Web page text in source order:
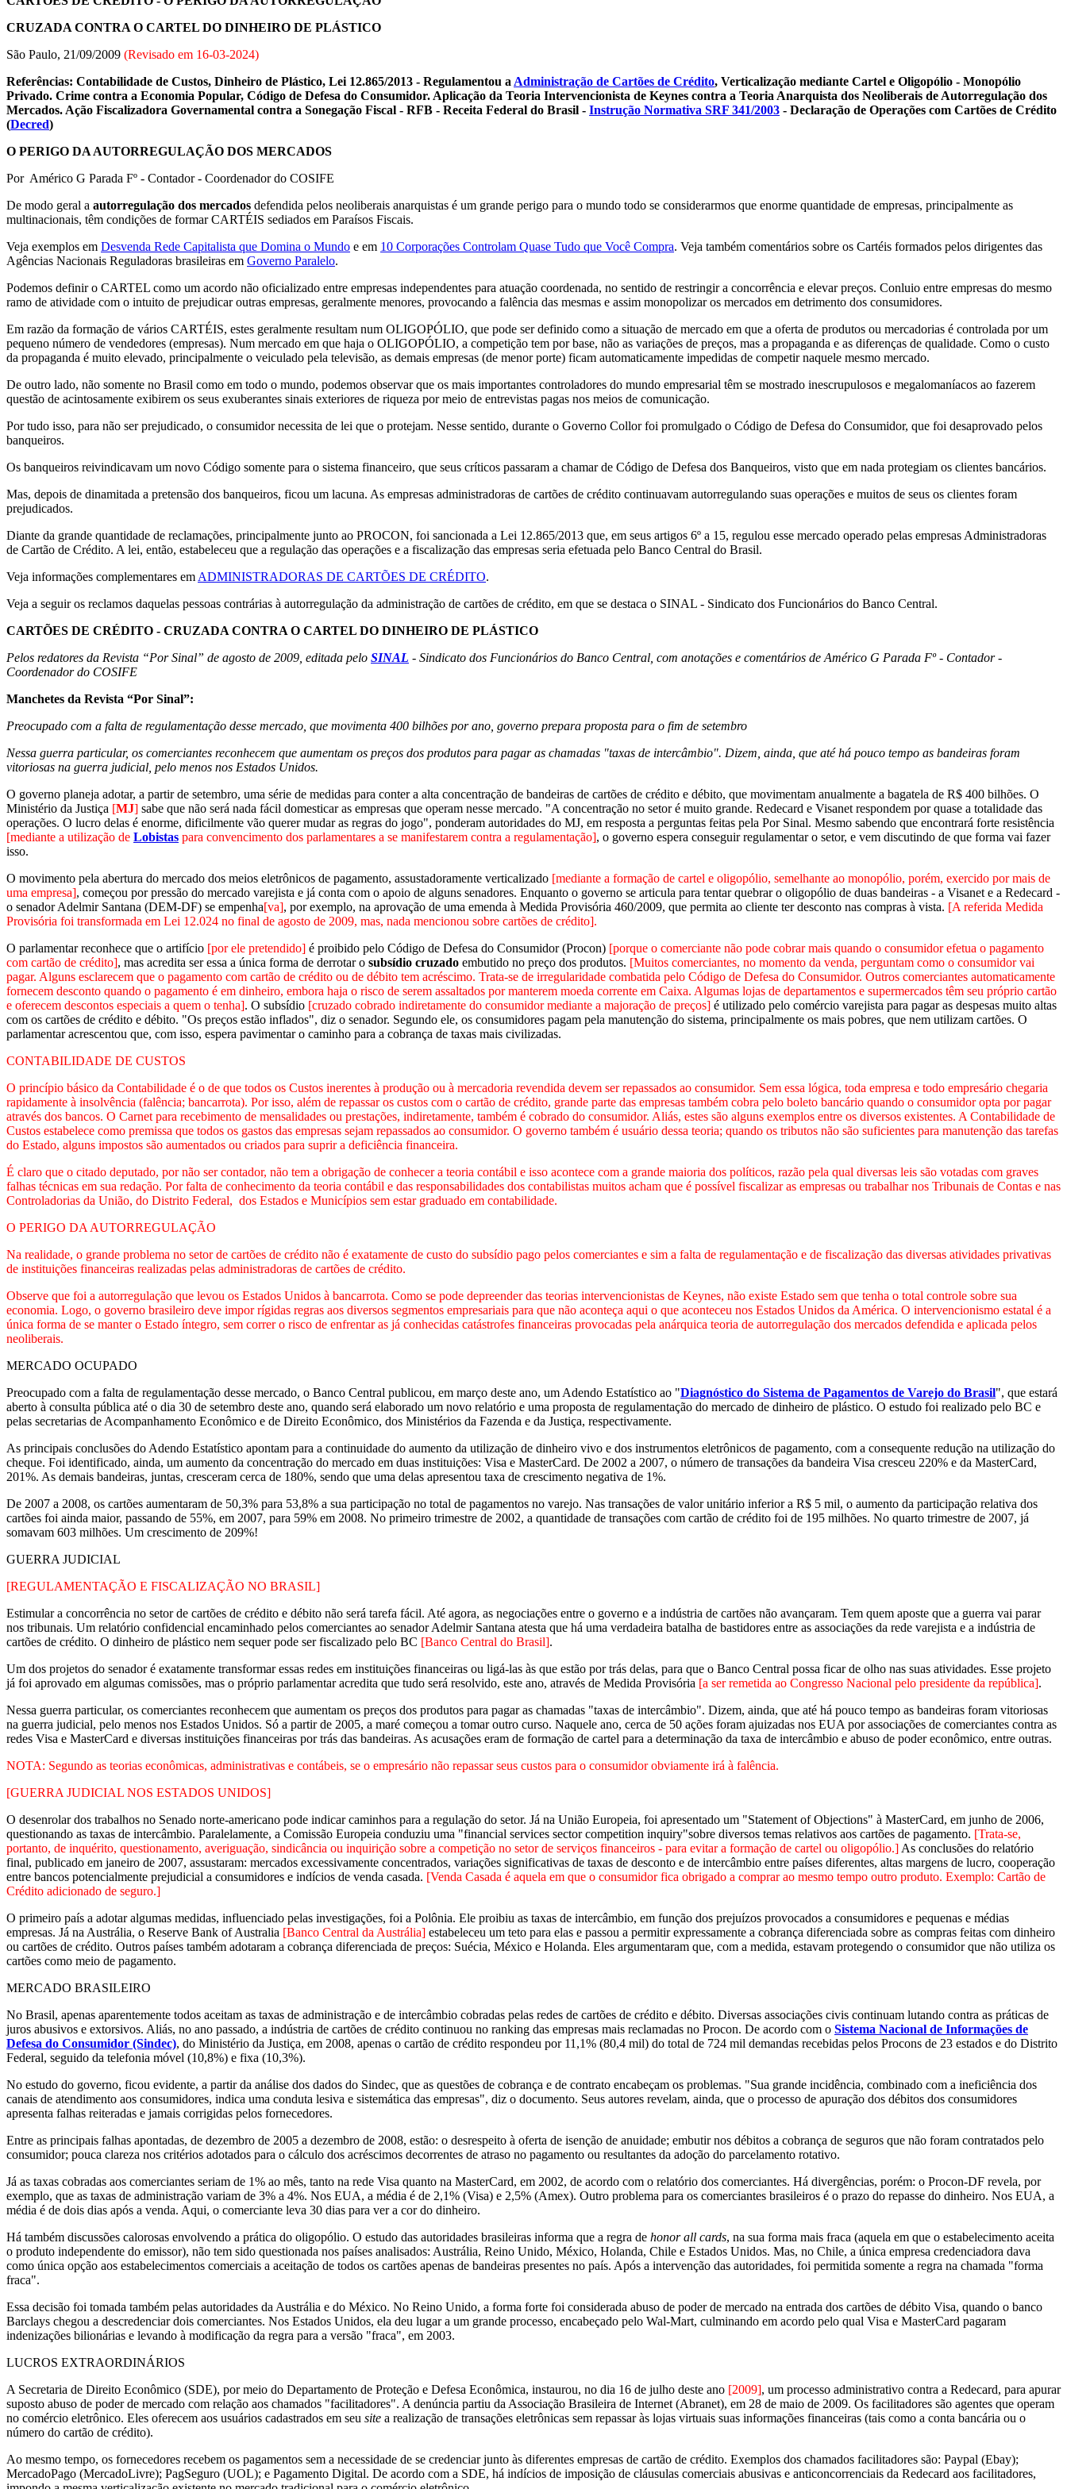
CRUZADA CONTRA O CARTEL DO DINHEIRO DE PLÁSTICO
São Paulo, 21/09/2009 (Revisado em 16-03-2024)
Referências: Contabilidade de Custos, Dinheiro de Plástico, Lei 12.865/2013 - Regulamentou a Administração de Cartões de Crédito, Verticalização mediante Cartel e Oligopólio - Monopólio
Privado. Crime contra a Economia Popular, Código de Defesa do Consumidor. Aplicação da Teoria Intervencionista de Keynes contra a Teoria Anarquista dos Neoliberais de Autorregulação dos
Mercados. Ação Fiscalizadora Governamental contra a Sonegação Fiscal - RFB - Receita Federal do Brasil - Instrução Normativa SRF 341/2003 - Declaração de Operações com Cartões de Crédito
(Decred)
O PERIGO DA AUTORREGULAÇÃO DOS MERCADOS
Por Américo G Parada Fº - Contador - Coordenador do COSIFE
De modo geral a autorregulação dos mercados defendida pelos neoliberais anarquistas é um grande perigo para o mundo todo se considerarmos que enorme quantidade de empresas, principalmente as
multinacionais, têm condições de formar CARTÉIS sediados em Paraísos Fiscais.
Veja exemplos em Desvenda Rede Capitalista que Domina o Mundo e em 10 Corporações Controlam Quase Tudo que Você Compra. Veja também comentários sobre os Cartéis formados pelos dirigentes das
Agências Nacionais Reguladoras brasileiras em Governo Paralelo.
Podemos definir o CARTEL como um acordo não oficializado entre empresas independentes para atuação coordenada, no sentido de restringir a concorrência e elevar preços. Conluio entre empresas do mesmo
ramo de atividade com o intuito de prejudicar outras empresas, geralmente menores, provocando a falência das mesmas e assim monopolizar os mercados em detrimento dos consumidores.
Em razão da formação de vários CARTÉIS, estes geralmente resultam num OLIGOPÓLIO, que pode ser definido como a situação de mercado em que a oferta de produtos ou mercadorias é controlada por um
pequeno número de vendedores (empresas). Num mercado em que haja o OLIGOPÓLIO, a competição tem por base, não as variações de preços, mas a propaganda e as diferenças de qualidade. Como o custo
da propaganda é muito elevado, principalmente o veiculado pela televisão, as demais empresas (de menor porte) ficam automaticamente impedidas de competir naquele mesmo mercado.
De outro lado, não somente no Brasil como em todo o mundo, podemos observar que os mais importantes controladores do mundo empresarial têm se mostrado inescrupulosos e megalomaníacos ao fazerem
questão de acintosamente exibirem os seus exuberantes sinais exteriores de riqueza por meio de entrevistas pagas nos meios de comunicação.
Por tudo isso, para não ser prejudicado, o consumidor necessita de lei que o protejam. Nesse sentido, durante o Governo Collor foi promulgado o Código de Defesa do Consumidor, que foi desaprovado pelos
banqueiros.
Os banqueiros reivindicavam um novo Código somente para o sistema financeiro, que seus críticos passaram a chamar de Código de Defesa dos Banqueiros, visto que em nada protegiam os clientes bancários.
Mas, depois de dinamitada a pretensão dos banqueiros, ficou um lacuna. As empresas administradoras de cartões de crédito continuavam autorregulando suas operações e muitos de seus os clientes foram
prejudicados.
Diante da grande quantidade de reclamações, principalmente junto ao PROCON, foi sancionada a Lei 12.865/2013 que, em seus artigos 6º a 15, regulou esse mercado operado pelas empresas Administradoras
de Cartão de Crédito. A lei, então, estabeleceu que a regulação das operações e a fiscalização das empresas seria efetuada pelo Banco Central do Brasil.
Veja informações complementares em ADMINISTRADORAS DE CARTÕES DE CRÉDITO.
Veja a seguir os reclamos daquelas pessoas contrárias à autorregulação da administração de cartões de crédito, em que se destaca o SINAL - Sindicato dos Funcionários do Banco Central.
CARTÕES DE CRÉDITO - CRUZADA CONTRA O CARTEL DO DINHEIRO DE PLÁSTICO
Pelos redatores da Revista “Por Sinal” de agosto de 2009, editada pelo SINAL - Sindicato dos Funcionários do Banco Central, com anotações e comentários de Américo G Parada Fº - Contador -
Coordenador do COSIFE
Manchetes da Revista “Por Sinal”:
Preocupado com a falta de regulamentação desse mercado, que movimenta 400 bilhões por ano, governo prepara proposta para o fim de setembro
Nessa guerra particular, os comerciantes reconhecem que aumentam os preços dos produtos para pagar as chamadas "taxas de intercâmbio". Dizem, ainda, que até há pouco tempo as bandeiras foram
vitoriosas na guerra judicial, pelo menos nos Estados Unidos.
O governo planeja adotar, a partir de setembro, uma série de medidas para conter a alta concentração de bandeiras de cartões de crédito e débito, que movimentam anualmente a bagatela de R$ 400 bilhões. O
Ministério da Justiça [MJ] sabe que não será nada fácil domesticar as empresas que operam nesse mercado. "A concentração no setor é muito grande. Redecard e Visanet respondem por quase a totalidade das
operações. O lucro delas é enorme, dificilmente vão querer mudar as regras do jogo", ponderam autoridades do MJ, em resposta a perguntas feitas pela Por Sinal. Mesmo sabendo que encontrará forte resistência
[mediante a utilização de Lobistas para convencimento dos parlamentares a se manifestarem contra a regulamentação], o governo espera conseguir regulamentar o setor, e vem discutindo de que forma vai fazer
isso.
O movimento pela abertura do mercado dos meios eletrônicos de pagamento, assustadoramente verticalizado [mediante a formação de cartel e oligopólio, semelhante ao monopólio, porém, exercido por mais de
uma empresa], começou por pressão do mercado varejista e já conta com o apoio de alguns senadores. Enquanto o governo se articula para tentar quebrar o oligopólio de duas bandeiras - a Visanet e a Redecard -
o senador Adelmir Santana (DEM-DF) se empenha[va], por exemplo, na aprovação de uma emenda à Medida Provisória 460/2009, que permita ao cliente ter desconto nas compras à vista. [A referida Medida
Provisória foi transformada em Lei 12.024 no final de agosto de 2009, mas, nada mencionou sobre cartões de crédito].
O parlamentar reconhece que o artifício [por ele pretendido] é proibido pelo Código de Defesa do Consumidor (Procon) [porque o comerciante não pode cobrar mais quando o consumidor efetua o pagamento
com cartão de crédito], mas acredita ser essa a única forma de derrotar o subsídio cruzado embutido no preço dos produtos. [Muitos comerciantes, no momento da venda, perguntam como o consumidor vai
pagar. Alguns esclarecem que o pagamento com cartão de crédito ou de débito tem acréscimo. Trata-se de irregularidade combatida pelo Código de Defesa do Consumidor. Outros comerciantes automaticamente
fornecem desconto quando o pagamento é em dinheiro, embora haja o risco de serem assaltados por manterem moeda corrente em Caixa. Algumas lojas de departamentos e supermercados têm seu próprio cartão
e oferecem descontos especiais a quem o tenha]. O subsídio [cruzado cobrado indiretamente do consumidor mediante a majoração de preços] é utilizado pelo comércio varejista para pagar as despesas muito altas
com os cartões de crédito e débito. "Os preços estão inflados", diz o senador. Segundo ele, os consumidores pagam pela manutenção do sistema, principalmente os mais pobres, que nem utilizam cartões. O
parlamentar acrescentou que, com isso, espera pavimentar o caminho para a cobrança de taxas mais civilizadas.
CONTABILIDADE DE CUSTOS
O princípio básico da Contabilidade é o de que todos os Custos inerentes à produção ou à mercadoria revendida devem ser repassados ao consumidor. Sem essa lógica, toda empresa e todo empresário chegaria
rapidamente à insolvência (falência; bancarrota). Por isso, além de repassar os custos com o cartão de crédito, grande parte das empresas também cobra pelo boleto bancário quando o consumidor opta por pagar
através dos bancos. O Carnet para recebimento de mensalidades ou prestações, indiretamente, também é cobrado do consumidor. Aliás, estes são alguns exemplos entre os diversos existentes. A Contabilidade de
Custos estabelece como premissa que todos os gastos das empresas sejam repassados ao consumidor. O governo também é usuário dessa teoria; quando os tributos não são suficientes para manutenção das tarefas
do Estado, alguns impostos são aumentados ou criados para suprir a deficiência financeira.
É claro que o citado deputado, por não ser contador, não tem a obrigação de conhecer a teoria contábil e isso acontece com a grande maioria dos políticos, razão pela qual diversas leis são votadas com graves
falhas técnicas em sua redação. Por falta de conhecimento da teoria contábil e das responsabilidades dos contabilistas muitos acham que é possível fiscalizar as empresas ou trabalhar nos Tribunais de Contas e nas
Controladorias da União, do Distrito Federal, dos Estados e Municípios sem estar graduado em contabilidade.
O PERIGO DA AUTORREGULAÇÃO
Na realidade, o grande problema no setor de cartões de crédito não é exatamente de custo do subsídio pago pelos comerciantes e sim a falta de regulamentação e de fiscalização das diversas atividades privativas
de instituições financeiras realizadas pelas administradoras de cartões de crédito.
Observe que foi a autorregulação que levou os Estados Unidos à bancarrota. Como se pode depreender das teorias intervencionistas de Keynes, não existe Estado sem que tenha o total controle sobre sua
economia. Logo, o governo brasileiro deve impor rígidas regras aos diversos segmentos empresariais para que não aconteça aqui o que aconteceu nos Estados Unidos da América. O intervencionismo estatal é a
única forma de se manter o Estado íntegro, sem correr o risco de enfrentar as já conhecidas catástrofes financeiras provocadas pela anárquica teoria de autorregulação dos mercados defendida e aplicada pelos
neoliberais.
MERCADO OCUPADO
Preocupado com a falta de regulamentação desse mercado, o Banco Central publicou, em março deste ano, um Adendo Estatístico ao "Diagnóstico do Sistema de Pagamentos de Varejo do Brasil", que estará
aberto à consulta pública até o dia 30 de setembro deste ano, quando será elaborado um novo relatório e uma proposta de regulamentação do mercado de dinheiro de plástico. O estudo foi realizado pelo BC e
pelas secretarias de Acompanhamento Econômico e de Direito Econômico, dos Ministérios da Fazenda e da Justiça, respectivamente.
As principais conclusões do Adendo Estatístico apontam para a continuidade do aumento da utilização de dinheiro vivo e dos instrumentos eletrônicos de pagamento, com a consequente redução na utilização do
cheque. Foi identificado, ainda, um aumento da concentração do mercado em duas instituições: Visa e MasterCard. De 2002 a 2007, o número de transações da bandeira Visa cresceu 220% e da MasterCard,
201%. As demais bandeiras, juntas, cresceram cerca de 180%, sendo que uma delas apresentou taxa de crescimento negativa de 1%.
De 2007 a 2008, os cartões aumentaram de 50,3% para 53,8% a sua participação no total de pagamentos no varejo. Nas transações de valor unitário inferior a R$ 5 mil, o aumento da participação relativa dos
cartões foi ainda maior, passando de 55%, em 2007, para 59% em 2008. No primeiro trimestre de 2002, a quantidade de transações com cartão de crédito foi de 195 milhões. No quarto trimestre de 2007, já
somavam 603 milhões. Um crescimento de 209%!
GUERRA JUDICIAL
[REGULAMENTAÇÃO E FISCALIZAÇÃO NO BRASIL]
Estimular a concorrência no setor de cartões de crédito e débito não será tarefa fácil. Até agora, as negociações entre o governo e a indústria de cartões não avançaram. Tem quem aposte que a guerra vai parar
nos tribunais. Um relatório confidencial encaminhado pelos comerciantes ao senador Adelmir Santana atesta que há uma verdadeira batalha de bastidores entre as associações da rede varejista e a indústria de
cartões de crédito. O dinheiro de plástico nem sequer pode ser fiscalizado pelo BC [Banco Central do Brasil].
Um dos projetos do senador é exatamente transformar essas redes em instituições financeiras ou ligá-las às que estão por trás delas, para que o Banco Central possa ficar de olho nas suas atividades. Esse projeto
já foi aprovado em algumas comissões, mas o próprio parlamentar acredita que tudo será resolvido, este ano, através de Medida Provisória [a ser remetida ao Congresso Nacional pelo presidente da república].
Nessa guerra particular, os comerciantes reconhecem que aumentam os preços dos produtos para pagar as chamadas "taxas de intercâmbio". Dizem, ainda, que até há pouco tempo as bandeiras foram vitoriosas
na guerra judicial, pelo menos nos Estados Unidos. Só a partir de 2005, a maré começou a tomar outro curso. Naquele ano, cerca de 50 ações foram ajuizadas nos EUA por associações de comerciantes contra as
redes Visa e MasterCard e diversas instituições financeiras por trás das bandeiras. As acusações eram de formação de cartel para a determinação da taxa de intercâmbio e abuso de poder econômico, entre outras.
NOTA: Segundo as teorias econômicas, administrativas e contábeis, se o empresário não repassar seus custos para o consumidor obviamente irá à falência.
[GUERRA JUDICIAL NOS ESTADOS UNIDOS]
O desenrolar dos trabalhos no Senado norte-americano pode indicar caminhos para a regulação do setor. Já na União Europeia, foi apresentado um "Statement of Objections" à MasterCard, em junho de 2006,
questionando as taxas de intercâmbio. Paralelamente, a Comissão Europeia conduziu uma "financial services sector competition inquiry"sobre diversos temas relativos aos cartões de pagamento. [Trata-se,
portanto, de inquérito, questionamento, averiguação, sindicância ou inquirição sobre a competição no setor de serviços financeiros - para evitar a formação de cartel ou oligopólio.] As conclusões do relatório
final, publicado em janeiro de 2007, assustaram: mercados excessivamente concentrados, variações significativas de taxas de desconto e de intercâmbio entre países diferentes, altas margens de lucro, cooperação
entre bancos potencialmente prejudicial a consumidores e indícios de venda casada. [Venda Casada é aquela em que o consumidor fica obrigado a comprar ao mesmo tempo outro produto. Exemplo: Cartão de
Crédito adicionado de seguro.]
O primeiro país a adotar algumas medidas, influenciado pelas investigações, foi a Polônia. Ele proibiu as taxas de intercâmbio, em função dos prejuízos provocados a consumidores e pequenas e médias
empresas. Já na Austrália, o Reserve Bank of Australia [Banco Central da Austrália] estabeleceu um teto para elas e passou a permitir expressamente a cobrança diferenciada sobre as compras feitas com dinheiro
ou cartões de crédito. Outros países também adotaram a cobrança diferenciada de preços: Suécia, México e Holanda. Eles argumentaram que, com a medida, estavam protegendo o consumidor que não utiliza os
cartões como meio de pagamento.
MERCADO BRASILEIRO
No Brasil, apenas aparentemente todos aceitam as taxas de administração e de intercâmbio cobradas pelas redes de cartões de crédito e débito. Diversas associações civis continuam lutando contra as práticas de
juros abusivos e extorsivos. Aliás, no ano passado, a indústria de cartões de crédito continuou no ranking das empresas mais reclamadas no Procon. De acordo com o Sistema Nacional de Informações de
Defesa do Consumidor (Sindec), do Ministério da Justiça, em 2008, apenas o cartão de crédito respondeu por 11,1% (80,4 mil) do total de 724 mil demandas recebidas pelos Procons de 23 estados e do Distrito
Federal, seguido da telefonia móvel (10,8%) e fixa (10,3%).
No estudo do governo, ficou evidente, a partir da análise dos dados do Sindec, que as questões de cobrança e de contrato encabeçam os problemas. "Sua grande incidência, combinado com a ineficiência dos
canais de atendimento aos consumidores, indica uma conduta lesiva e sistemática das empresas", diz o documento. Seus autores revelam, ainda, que o processo de apuração dos débitos dos consumidores
apresenta falhas reiteradas e jamais corrigidas pelos fornecedores.
Entre as principais falhas apontadas, de dezembro de 2005 a dezembro de 2008, estão: o desrespeito à oferta de isenção de anuidade; embutir nos débitos a cobrança de seguros que não foram contratados pelo
consumidor; pouca clareza nos critérios adotados para o cálculo dos acréscimos decorrentes de atraso no pagamento ou resultantes da adoção do parcelamento rotativo.
Já as taxas cobradas aos comerciantes seriam de 1% ao mês, tanto na rede Visa quanto na MasterCard, em 2002, de acordo com o relatório dos comerciantes. Há divergências, porém: o Procon-DF revela, por
exemplo, que as taxas de administração variam de 3% a 4%. Nos EUA, a média é de 2,1% (Visa) e 2,5% (Amex). Outro problema para os comerciantes brasileiros é o prazo do repasse do dinheiro. Nos EUA, a
média é de dois dias após a venda. Aqui, o comerciante leva 30 dias para ver a cor do dinheiro.
Há também discussões calorosas envolvendo a prática do oligopólio. O estudo das autoridades brasileiras informa que a regra de honor all cards, na sua forma mais fraca (aquela em que o estabelecimento aceita
o produto independente do emissor), não tem sido questionada nos países analisados: Austrália, Reino Unido, México, Holanda, Chile e Estados Unidos. Mas, no Chile, a única empresa credenciadora dava
como única opção aos estabelecimentos comerciais a aceitação de todos os cartões apenas de bandeiras presentes no país. Após a intervenção das autoridades, foi permitida somente a regra na chamada "forma
fraca".
Essa decisão foi tomada também pelas autoridades da Austrália e do México. No Reino Unido, a forma forte foi considerada abuso de poder de mercado na entrada dos cartões de débito Visa, quando o banco
Barclays chegou a descredenciar dois comerciantes. Nos Estados Unidos, ela deu lugar a um grande processo, encabeçado pelo Wal-Mart, culminando em acordo pelo qual Visa e MasterCard pagaram
indenizações bilionárias e levando à modificação da regra para a versão "fraca", em 2003.
LUCROS EXTRAORDINÁRIOS
A Secretaria de Direito Econômico (SDE), por meio do Departamento de Proteção e Defesa Econômica, instaurou, no dia 16 de julho deste ano [2009], um processo administrativo contra a Redecard, para apurar
suposto abuso de poder de mercado com relação aos chamados "facilitadores". A denúncia partiu da Associação Brasileira de Internet (Abranet), em 28 de maio de 2009. Os facilitadores são agentes que operam
no comércio eletrônico. Eles oferecem aos usuários cadastrados em seu site a realização de transações eletrônicas sem repassar às lojas virtuais suas informações financeiras (tais como a conta bancária ou o
número do cartão de crédito).
Ao mesmo tempo, os fornecedores recebem os pagamentos sem a necessidade de se credenciar junto às diferentes empresas de cartão de crédito. Exemplos dos chamados facilitadores são: Paypal (Ebay);
MercadoPago (MercadoLivre); PagSeguro (UOL); e Pagamento Digital. De acordo com a SDE, há indícios de imposição de cláusulas comerciais abusivas e anticoncorrenciais da Redecard aos facilitadores,